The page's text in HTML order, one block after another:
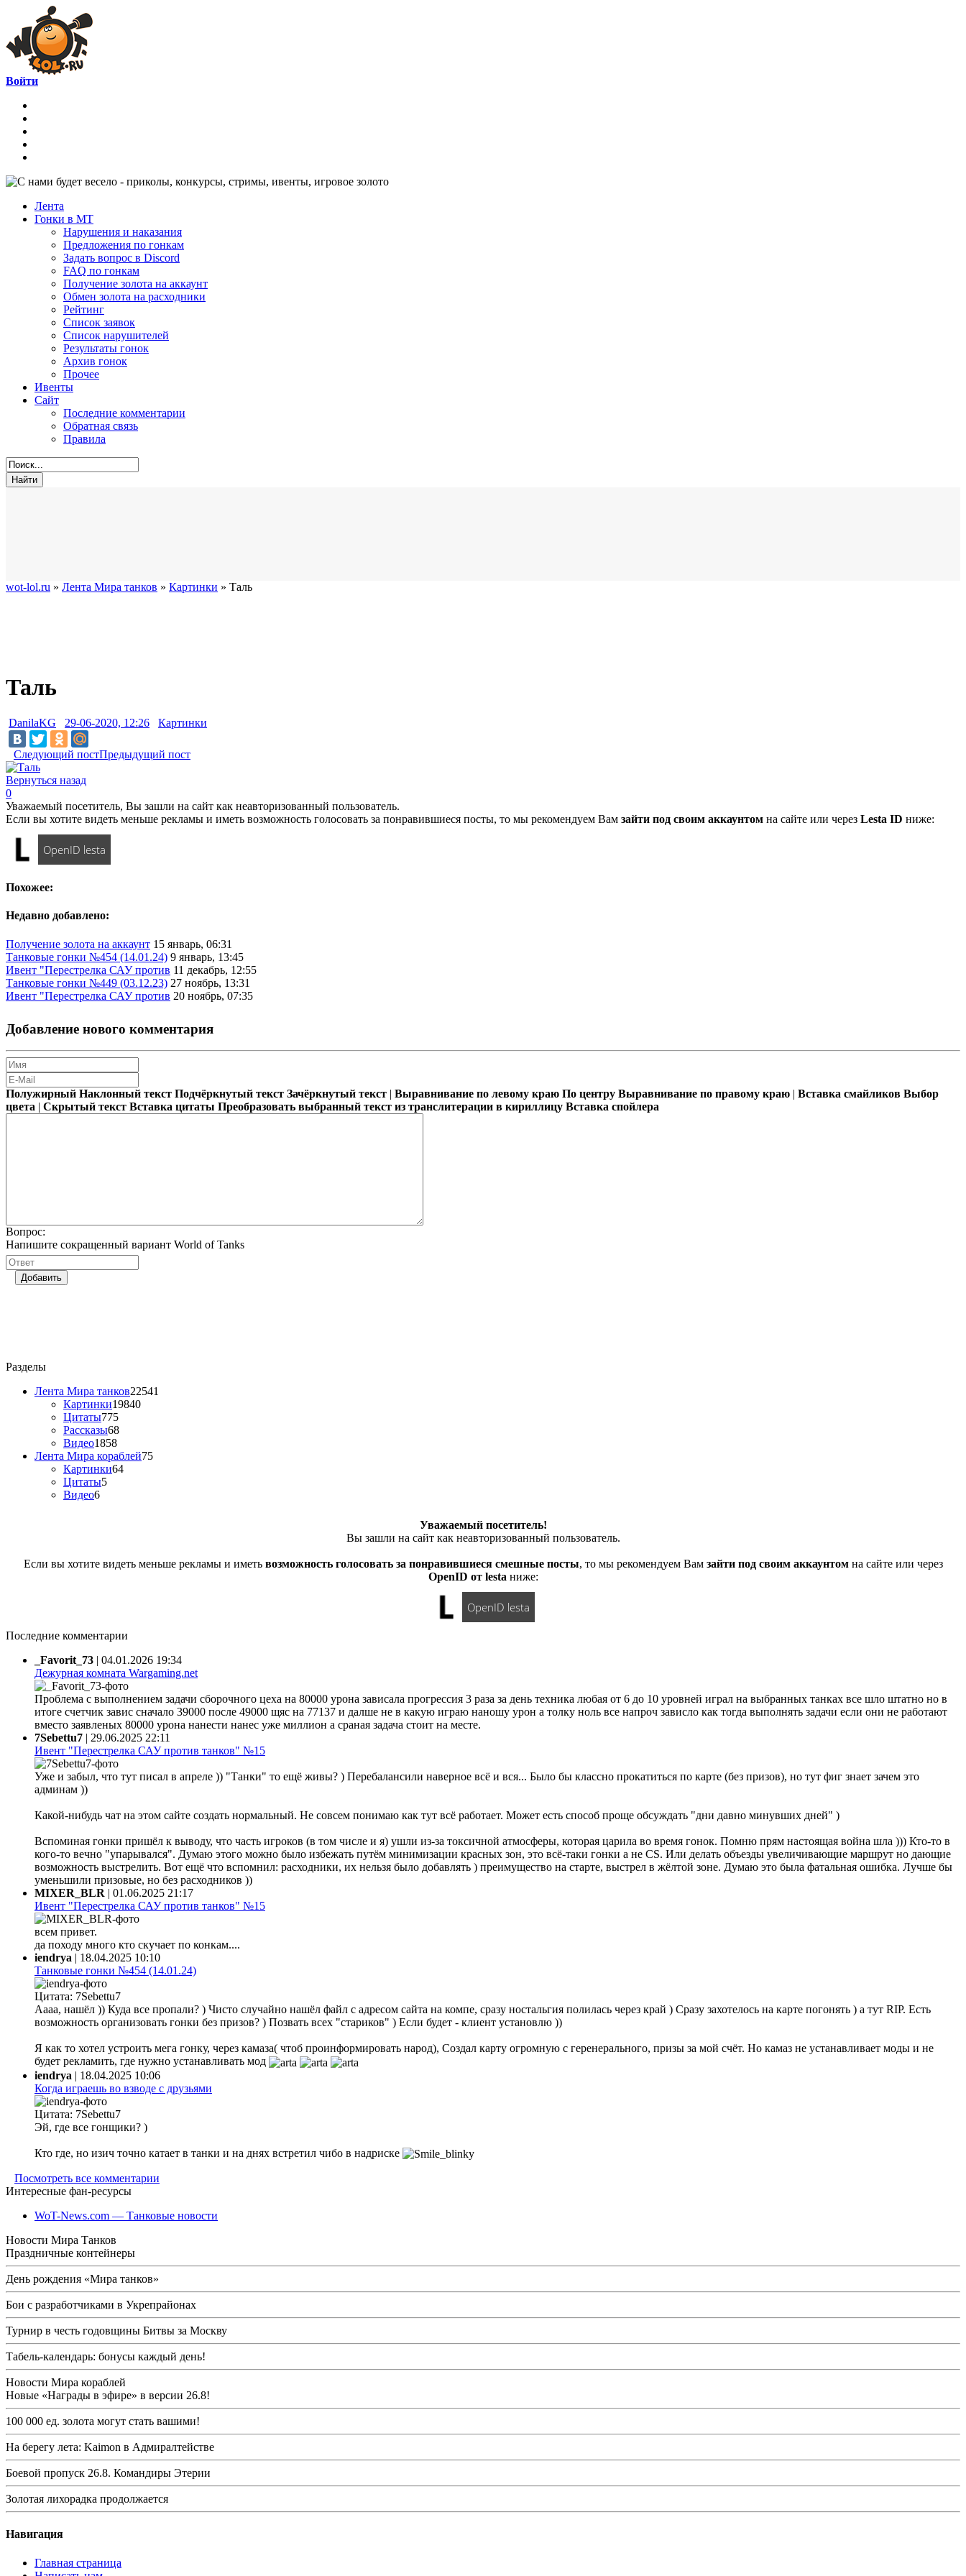
Войти
Лента
Гонки в МТ
Нарушения и наказания
Предложения по гонкам
Задать вопрос в Discord
FAQ по гонкам
Получение золота на аккаунт
Обмен золота на расходники
Рейтинг
Список заявок
Список нарушителей
Результаты гонок
Архив гонок
Прочее
Ивенты
Сайт
Последние комментарии
Обратная связь
Правила
wot-lol.ru » Лента Мира танков » Картинки » Таль
Таль
DanilaKG 29-06-2020, 12:26 Картинки
Следующий постПредыдущий пост
Вернуться назад
0
Уважаемый посетитель, Вы зашли на сайт как неавторизованный пользователь.
Если вы хотите видеть меньше рекламы и иметь возможность голосовать за понравившиеся посты, то мы рекомендуем Вам зайти под своим аккаунтом на сайте или через Lesta ID ниже:
OpenID lesta
Похожее:
Недавно добавлено:
Получение золота на аккаунт 15 январь, 06:31
Танковые гонки №454 (14.01.24) 9 январь, 13:45
Ивент "Перестрелка САУ против 11 декабрь, 12:55
Танковые гонки №449 (03.12.23) 27 ноябрь, 13:31
Ивент "Перестрелка САУ против 20 ноябрь, 07:35
Добавление нового комментария
Полужирный Наклонный текст Подчёркнутый текст Зачёркнутый текст | Выравнивание по левому краю По центру Выравнивание по правому краю | Вставка смайликов Выбор
цвета | Скрытый текст Вставка цитаты Преобразовать выбранный текст из транслитерации в кириллицу Вставка спойлера
Вопрос:
Напишите сокращенный вариант World of Tanks
Добавить
Разделы
Лента Мира танков22541
Картинки19840
Цитаты775
Рассказы68
Видео1858
Лента Мира кораблей75
Картинки64
Цитаты5
Видео6
Уважаемый посетитель!
Вы зашли на сайт как неавторизованный пользователь.
Если вы хотите видеть меньше рекламы и иметь возможность голосовать за понравившиеся смешные посты, то мы рекомендуем Вам зайти под своим аккаунтомна сайте или через
OpenID от lesta ниже:
OpenID lesta
Последние комментарии
_Favorit_73 | 04.01.2026 19:34
Дежурная комната Wargaming.net
Проблема с выполнением задачи сборочного цеха на 80000 урона зависала прогрессия 3 раза за день техника любая от 6 до 10 уровней играл на выбранных танках все шло штатно но в
итоге счетчик завис сначало 39000 после 49000 щяс на 77137 и далше не в какую играю наношу урон а толку ноль все напроч зависло как тогда выполнять задачи если они не работают
вместо заявленых 80000 урона нанести нанес уже миллион а сраная задача стоит на месте.
7Sebettu7 | 29.06.2025 22:11
Ивент "Перестрелка САУ против танков" №15
Уже и забыл, что тут писал в апреле )) "Танки" то ещё живы? ) Перебалансили наверное всё и вся... Было бы классно прокатиться по карте (без призов), но тут фиг знает зачем это
админам ))
Какой-нибудь чат на этом сайте создать нормальный. Не совсем понимаю как тут всё работает. Может есть способ проще обсуждать "дни давно минувших дней" )
Вспоминая гонки пришёл к выводу, что часть игроков (в том числе и я) ушли из-за токсичной атмосферы, которая царила во время гонок. Помню прям настоящая война шла ))) Кто-то в
кого-то вечно "упарывался". Думаю этого можно было избежать путём минимизации красных зон, это всё-таки гонки а не CS. Или делать объезды увеличивающие маршрут но дающие
возможность выстрелить. Вот ещё что вспомнил: расходники, их нельзя было добавлять ) преимущество на старте, выстрел в жёлтой зоне. Думаю это была фатальная ошибка. Лучше бы
уменьшили призовые, но без расходников ))
MIXER_BLR | 01.06.2025 21:17
Ивент "Перестрелка САУ против танков" №15
всем привет.
да походу много кто скучает по конкам....
iendrya | 18.04.2025 10:10
Танковые гонки №454 (14.01.24)
Цитата: 7Sebettu7
Аааа, нашёл )) Куда все пропали? ) Чисто случайно нашёл файл с адресом сайта на компе, сразу ностальгия полилась через край ) Сразу захотелось на карте погонять ) а тут RIP. Есть
возможность организовать гонки без призов? ) Позвать всех "стариков" ) Если будет - клиент установлю ))
Я как то хотел устроить мега гонку, через камаза( чтоб проинформировать народ), Создал карту огромную с геренерального, призы за мой счёт. Но камаз не устанавливает моды и не
будет рекламить, где нужно устанавливать мод
iendrya | 18.04.2025 10:06
Когда играешь во взводе с друзьями
Цитата: 7Sebettu7
Эй, где все гонщики? )
Кто где, но изич точно катает в танки и на днях встретил чибо в надриске
Посмотреть все комментарии
Интересные фан-ресурсы
WoT-News.com — Танковые новости
Новости Мира Танков
Праздничные контейнеры
День рождения «Мира танков»
Бои с разработчиками в Укрепрайонах
Турнир в честь годовщины Битвы за Москву
Табель-календарь: бонусы каждый день!
Новости Мира кораблей
Новые «Награды в эфире» в версии 26.8!
100 000 ед. золота могут стать вашими!
На берегу лета: Kaimon в Адмиралтействе
Боевой пропуск 26.8. Командиры Этерии
Золотая лихорадка продолжается
Навигация
Главная страница